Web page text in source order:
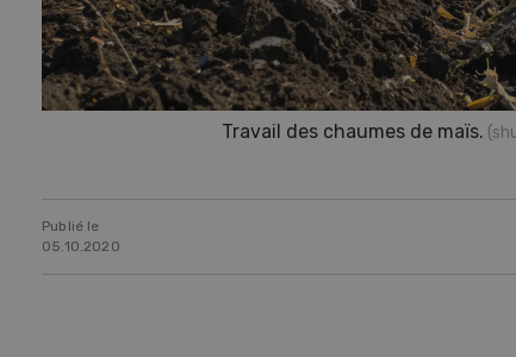
Travail des chaumes de maïs.
Publié le
05.10.2020